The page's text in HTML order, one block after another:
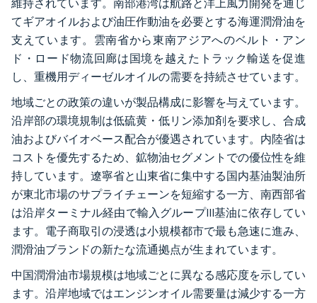
維持されています。南部港湾は航路と洋上風力開発を通じ
てギアオイルおよび油圧作動油を必要とする海運潤滑油を
支えています。雲南省から東南アジアへのベルト・アン
ド・ロード物流回廊は国境を越えたトラック輸送を促進
し、重機用ディーゼルオイルの需要を持続させています。
地域ごとの政策の違いが製品構成に影響を与えています。
沿岸部の環境規制は低硫黄・低リン添加剤を要求し、合成
油およびバイオベース配合が優遇されています。内陸省は
コストを優先するため、鉱物油セグメントでの優位性を維
持しています。遼寧省と山東省に集中する国内基油製油所
が東北市場のサプライチェーンを短縮する一方、南西部省
は沿岸ターミナル経由で輸入グループIII基油に依存してい
ます。電子商取引の浸透は小規模都市で最も急速に進み、
潤滑油ブランドの新たな流通拠点が生まれています。
中国潤滑油市場規模は地域ごとに異なる感応度を示してい
ます。沿岸地域ではエンジンオイル需要量は減少する一方